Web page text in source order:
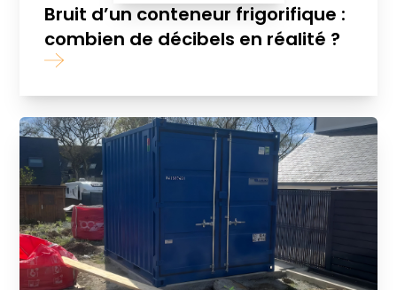
Bruit d’un conteneur frigorifique :
combien de décibels en réalité ?